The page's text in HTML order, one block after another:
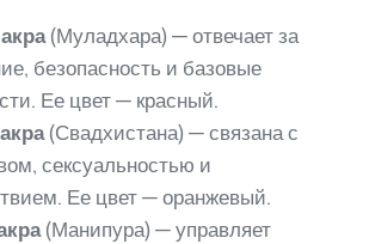
(Муладхара) — отвечает за
безопасность и базовые
Ее цвет — красный.
(Свадхистана) — связана с
сексуальностью и
Ее цвет — оранжевый.
(Манипура) — управляет